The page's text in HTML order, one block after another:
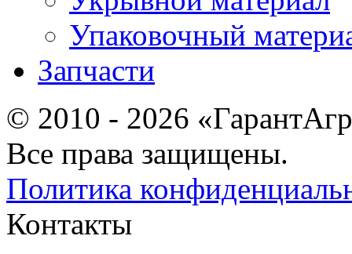
Упаковочный
Запчасти
© 2010 - 2026
Все права защищены.
Политика
Контакты